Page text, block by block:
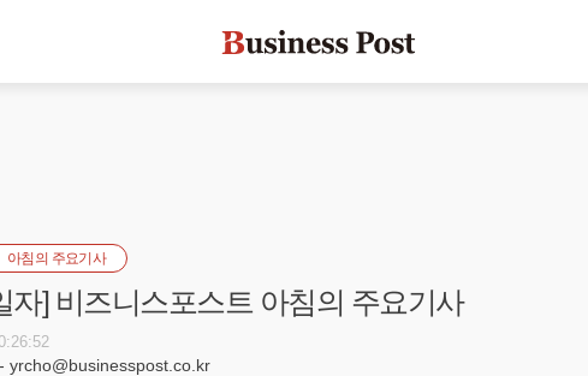
아침의 주요기사
자] 비즈니스포스트 아침의 주요기사
yrcho@businesspost.co.kr